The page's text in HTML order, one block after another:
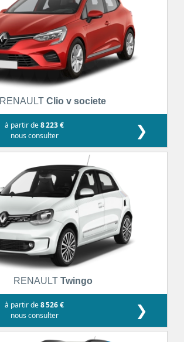
RENAULT Clio v societe
à partir de8 223 €
nous consulter
❯
RENAULT Twingo
à partir de8 526 €
nous consulter
❯